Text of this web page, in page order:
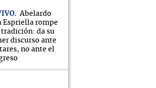
Abelardo
Espriella rompe
da su
discurso ante
no ante el